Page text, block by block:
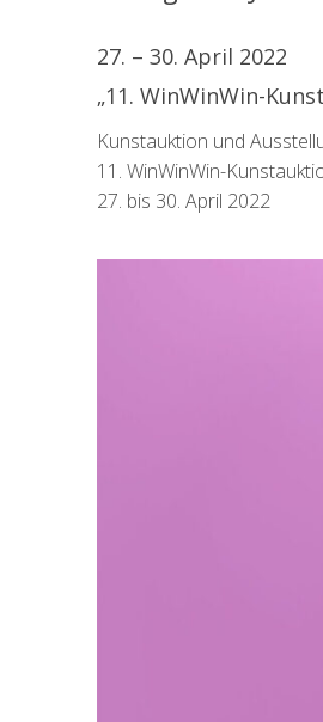
27. – 30. April 2022
„11. WinWinWin-
Kunstauktion und
11. WinWinWin-
27. bis 30. April 2022